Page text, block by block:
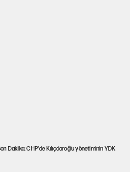
Dakika: CHP'de Kılıçdaroğlu yönetiminin YDK